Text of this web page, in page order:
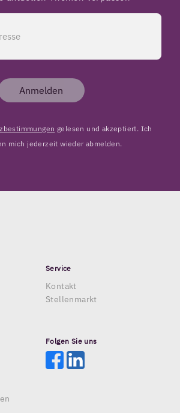
Anmelden
gelesen und akzeptiert. Ich
mich jederzeit wieder abmelden.
Service
Kontakt
Stellenmarkt
Folgen Sie uns